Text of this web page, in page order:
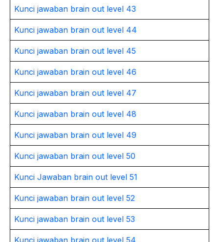
Kunci jawaban brain out level 43
Kunci jawaban brain out level 44
Kunci jawaban brain out level 45
Kunci jawaban brain out level 46
Kunci jawaban brain out level 47
Kunci jawaban brain out level 48
Kunci jawaban brain out level 49
Kunci jawaban brain out level 50
Kunci Jawaban brain out level 51
Kunci jawaban brain out level 52
Kunci jawaban brain out level 53
Kunci jawaban brain out level 54